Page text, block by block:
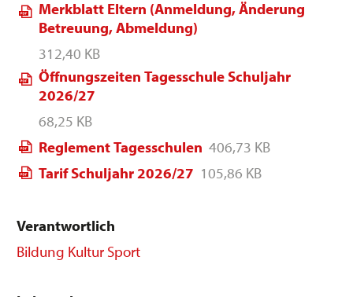
Merkblatt Eltern (Anmeldung, Änderung
Betreuung, Abmeldung)
312,40 KB
Öffnungszeiten Tagesschule Schuljahr
2026/27
68,25 KB
Reglement Tagesschulen 406,73 KB
Tarif Schuljahr 2026/27 105,86 KB
Verantwortlich
Bildung Kultur Sport